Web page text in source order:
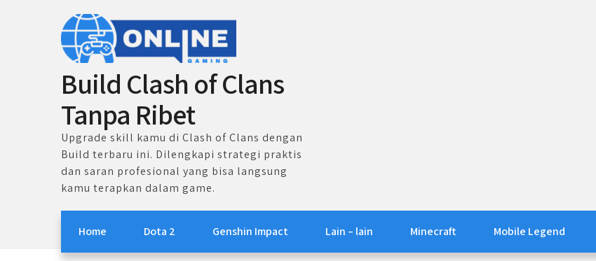
Build Clash of Clans
Tanpa Ribet
Upgrade skill kamu di Clash of Clans dengan
Build terbaru ini. Dilengkapi strategi praktis
dan saran profesional yang bisa langsung
kamu terapkan dalam game.
Home Dota 2 Genshin Impact Lain – lain Minecraft Mobile Legend